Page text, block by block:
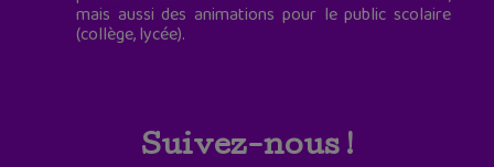
mais aussi des animations pour le public scolaire
(collège, lycée).
Suivez-nous !